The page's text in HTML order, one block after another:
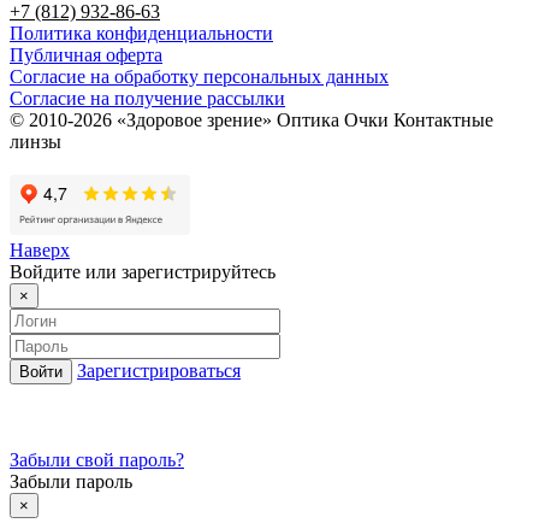
+7 (812) 932-86-63
Политика конфиденциальности
Публичная оферта
Согласие на обработку персональных данных
Согласие на получение рассылки
© 2010-2026 «Здоровое зрение» Оптика Очки Контактные
линзы
Наверх
Войдите или зарегистрируйтесь
×
Зарегистрироваться
Забыли свой пароль?
Забыли пароль
×